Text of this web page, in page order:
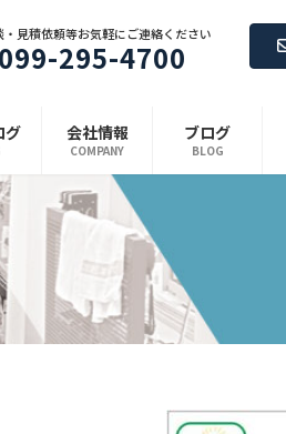
・見積依頼等お気軽にご連絡ください
099-295-4700
グ 会社情報
COMPANY
ブログ
BLOG